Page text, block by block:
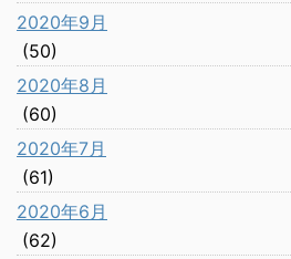
2020年9月
(50)
2020年8月
(60)
2020年7月
(61)
2020年6月
(62)